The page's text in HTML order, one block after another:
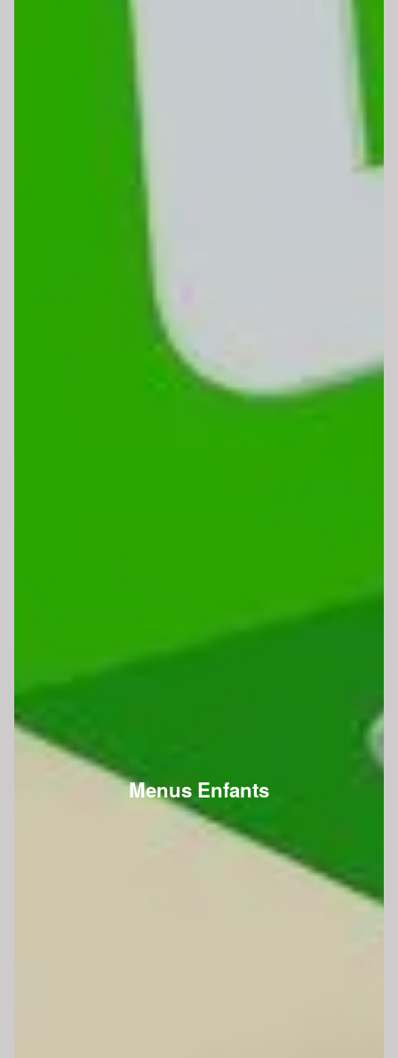
Menus Enfants